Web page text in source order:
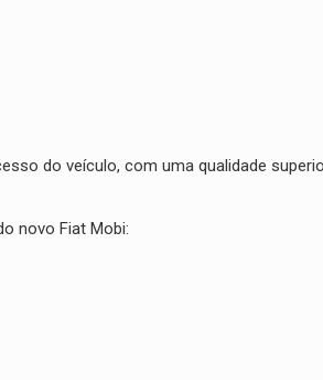
do veículo, com uma qualidade
novo Fiat Mobi: